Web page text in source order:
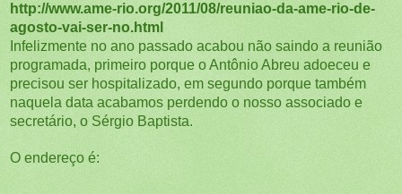
http://www.ame-rio.org/2011/08/reuniao-da-ame-rio-de-
agosto-vai-ser-no.html
Infelizmente no ano passado acabou não saindo a reunião
programada, primeiro porque o Antônio Abreu adoeceu e
precisou ser hospitalizado, em segundo porque também
naquela data acabamos perdendo o nosso associado e
secretário, o Sérgio Baptista.
O endereço é: